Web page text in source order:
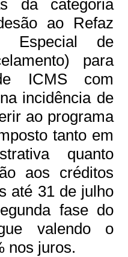
da categoria
ao Refaz
Especial de
para
ICMS com
incidência de
ao programa
tanto em
quanto
aos créditos
até 31 de julho
fase do
valendo o
nos juros.